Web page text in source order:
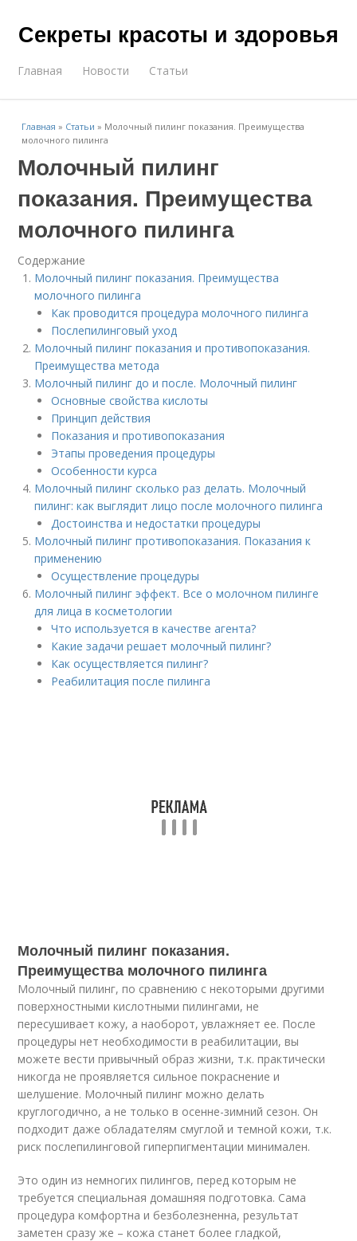
Секреты красоты и здоровья
Главная Новости Статьи
Главная » Статьи » Молочный пилинг показания. Преимущества
молочного пилинга
Молочный пилинг
показания. Преимущества
молочного пилинга
Содержание
Молочный пилинг показания. Преимущества
молочного пилинга
Как проводится процедура молочного пилинга
Послепилинговый уход
Молочный пилинг показания и противопоказания.
Преимущества метода
Молочный пилинг до и после. Молочный пилинг
Основные свойства кислоты
Принцип действия
Показания и противопоказания
Этапы проведения процедуры
Особенности курса
Молочный пилинг сколько раз делать. Молочный
пилинг: как выглядит лицо после молочного пилинга
Достоинства и недостатки процедуры
Молочный пилинг противопоказания. Показания к
применению
Осуществление процедуры
Молочный пилинг эффект. Все о молочном пилинге
для лица в косметологии
Что используется в качестве агента?
Какие задачи решает молочный пилинг?
Как осуществляется пилинг?
Реабилитация после пилинга
Молочный пилинг показания.
Преимущества молочного пилинга
Молочный пилинг, по сравнению с некоторыми другими
поверхностными кислотными пилингами, не
пересушивает кожу, а наоборот, увлажняет ее. После
процедуры нет необходимости в реабилитации, вы
можете вести привычный образ жизни, т.к. практически
никогда не проявляется сильное покраснение и
шелушение. Молочный пилинг можно делать
круглогодично, а не только в осенне-зимний сезон. Он
подходит даже обладателям смуглой и темной кожи, т.к.
риск послепилинговой гиперпигментации минимален.
Это один из немногих пилингов, перед которым не
требуется специальная домашняя подготовка. Сама
процедура комфортна и безболезненна, результат
заметен сразу же – кожа станет более гладкой,